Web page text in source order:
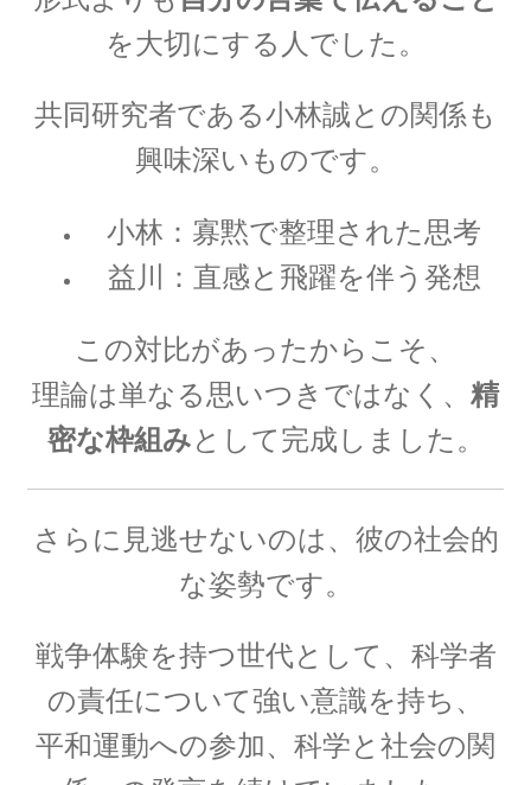
【反射熱と放射エネルギーと電気回路でそれぞ
【抵抗値の単位｜オームの法則：E=RI】
H・アルプレヒト・ベーテ
【星の進化を考え、また原子核反応を考えた】
【場の理論をまとめ、電磁波が光速
となる事を示した】
J・F・ジョリオ＝キューリー
【アルファ線を使いリン30を実現】
を大切にする人でした。
共同研究者である小林誠との関係も
興味深いものです。
小林：寡黙で整理された思考
益川：直感と飛躍を伴う発想
この対比があったからこそ、
理論は単なる思いつきではなく、 精
密な枠組みとして完成しました。
さらに見逃せないのは、彼の社会的
な姿勢です。
戦争体験を持つ世代として、 科学者
の責任について強い意識を持ち、
平和運動への参加、 科学と社会の関